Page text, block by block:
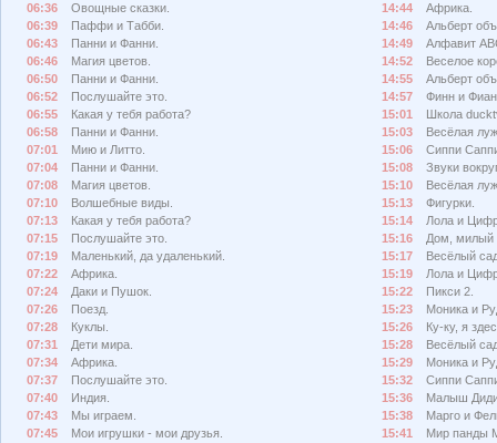
06:36
Овощные сказки.
06:39
Паффи и Табби.
06:43
Панни и Фанни.
06:46
Магия цветов.
06:50
Панни и Фанни.
06:52
Послушайте это.
06:55
Какая у тебя работа?
06:58
Панни и Фанни.
07:01
Мию и Литто.
07:04
Панни и Фанни.
07:08
Магия цветов.
07:10
Волшебные виды.
07:13
Какая у тебя работа?
07:15
Послушайте это.
07:19
Маленький, да удаленький.
07:22
Африка.
07:24
Даки и Пушок.
07:26
Поезд.
07:28
Куклы.
07:31
Дети мира.
07:34
Африка.
07:37
Послушайте это.
07:40
Индия.
07:43
Мы играем.
07:45
Мои игрушки - мои друзья.
14:44
Африка.
14:46
Альберт
14:49
Алфавит
14:52
Веселое
14:55
Альберт
14:57
Финн и
15:01
Школа
15:03
Весёлая
15:06
Сиппи
15:08
Звуки
15:10
Весёлая
15:13
Фигурки.
15:14
Лола и
15:16
Дом, милый
15:17
Весёлый
15:19
Лола и
15:22
Пикси 2.
15:23
Моника и
15:26
Ку-ку, я
15:28
Весёлый
15:29
Моника и
15:32
Сиппи
15:36
Малыш
15:38
Марго и
15:41
Мир панды